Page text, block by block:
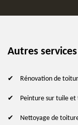
Autres services
Rénovation de
Peinture sur tuile
Nettoyage de